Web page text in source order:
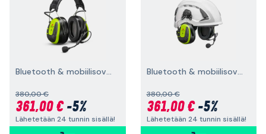
Bluetooth & mobiilisovellus, päälakisanka
380,00 €
361,00 €-5%
Lähetetään 24 tunnin sisällä!
Bluetooth & mobiilisovellus, suojakypäräkiinnitys
380,00 €
361,00 €-5%
Lähetetään 24 tunnin sisällä!